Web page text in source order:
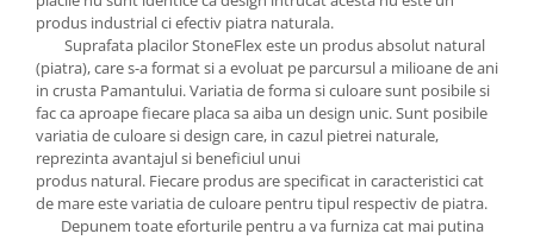
produs industrial ci efectiv piatra naturala.
Suprafata placilor StoneFlex este un produs absolut natural
(piatra), care s-a format si a evoluat pe parcursul a milioane de ani
in crusta Pamantului. Variatia de forma si culoare sunt posibile si
fac ca aproape fiecare placa sa aiba un design unic. Sunt posibile
variatia de culoare si design care, in cazul pietrei naturale,
reprezinta avantajul si beneficiul unui
produs natural. Fiecare produs are specificat in caracteristici cat
de mare este variatia de culoare pentru tipul respectiv de piatra.
Depunem toate eforturile pentru a va furniza cat mai putina